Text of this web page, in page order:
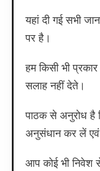
यहां दी गई सभी
पर है।
हम किसी भी
सलाह नहीं देते।
पाठक से अनुरोध है
अनुसंधान कर लें एवं
आप कोई भी निवेश